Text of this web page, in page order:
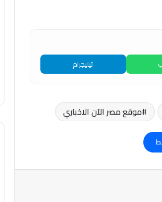
تيليجرام
موقع مصر الآن الاخباري